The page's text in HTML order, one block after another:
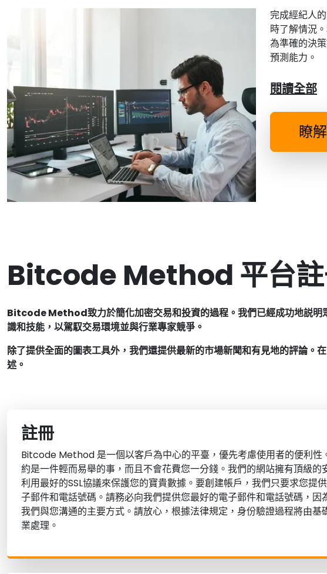
完成經紀人
時了解情況
為準確的決
預測能力。
閱讀全部
瞭
Bitcode Method 平台註
Bitcode Method致力於簡化加密交易和投資的過程。我們已經成功地説明
識和技能，以駕馭交易環境並與行業專家競爭。
除了提供全面的圖表工具外，我們還提供最新的市場新聞和有見地的評論
述。
註冊
Bitcode Method 是一個以客戶為中心的平臺，優先考慮使用者的便利性
約是一件輕而易舉的事，而且不會花費您一分錢。我們的網站擁有頂級的
利用最好的SSL協議來保護您的寶貴數據。要創建帳戶，我們只要求您提
子郵件和電話號碼。請務必向我們提供您最好的電子郵件和電話號碼，因
我們與您溝通的主要方式。請放心，根據法律規定，身份驗證過程將由基
業處理。